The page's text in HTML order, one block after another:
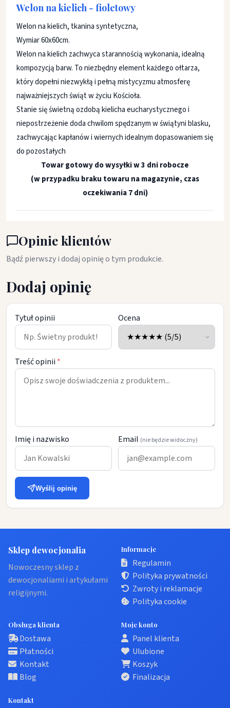
Welon na kielich - fioletowy
Welon na kielich, tkanina syntetyczna,
Wymiar 60x60cm.
Welon na kielich zachwyca starannością wykonania, idealną
kompozycją barw. To niezbędny element każdego ołtarza,
który dopełni niezwykłą i pełną mistycyzmu atmosferę
najważniejszych świąt w życiu Kościoła.
Stanie się świetną ozdobą kielicha eucharystycznego i
niepostrzeżenie doda chwilom spędzanym w świątyni blasku,
zachwycając kapłanów i wiernych idealnym dopasowaniem się
do pozostałych
Towar gotowy do wysyłki w 3 dni robocze
(w przypadku braku towaru na magazynie, czas
oczekiwania 7 dni)
Opinie klientów
Bądź pierwszy i dodaj opinię o tym produkcie.
Dodaj opinię
Tytuł opinii Ocena
Treść opinii *
Imię i nazwisko Email (nie będzie widoczny)
Wyślij opinię
Sklep dewocjonalia
Nowoczesny sklep z
dewocjonaliami i artykułami
religijnymi.
Informacje
Regulamin
Polityka prywatności
Zwroty i reklamacje
Polityka cookie
Obsługa klienta
Dostawa
Płatności
Kontakt
Blog
Moje konto
Panel klienta
Ulubione
Koszyk
Finalizacja
Kontakt